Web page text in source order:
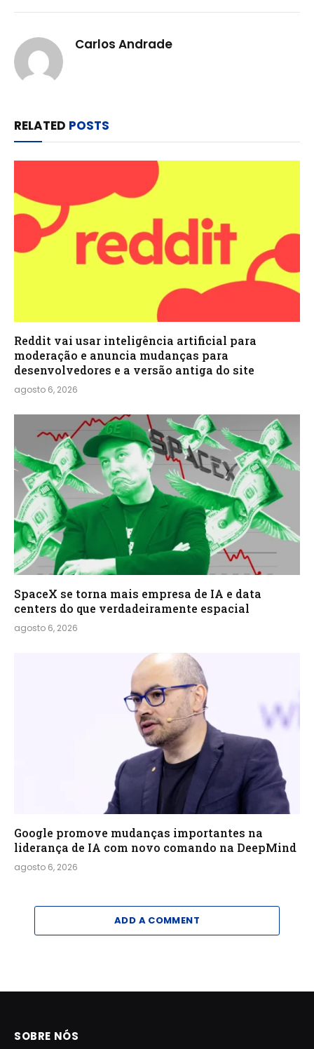
Carlos Andrade
RELATED POSTS
Reddit vai usar inteligência artificial para
moderação e anuncia mudanças para
desenvolvedores e a versão antiga do site
agosto 6, 2026
SpaceX se torna mais empresa de IA e data
centers do que verdadeiramente espacial
agosto 6, 2026
Google promove mudanças importantes na
liderança de IA com novo comando na DeepMind
agosto 6, 2026
ADD A COMMENT
SOBRE NÓS